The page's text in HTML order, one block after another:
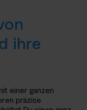
ihre
einer ganzen
präzise